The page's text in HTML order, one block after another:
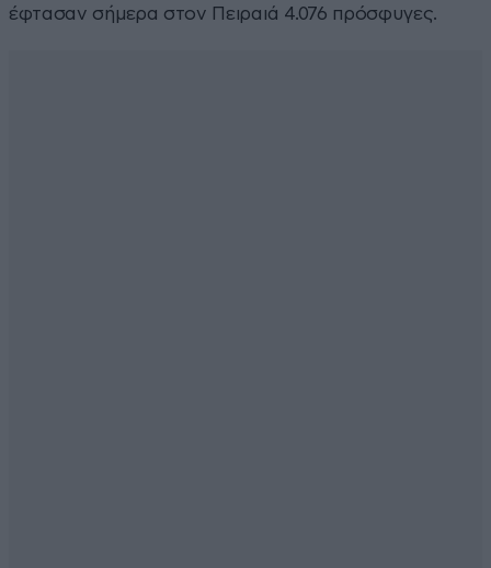
έφτασαν σήμερα στον Πειραιά 4.076 πρόσφυγες.